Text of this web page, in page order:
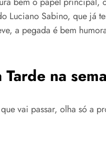
Luciano Sabino, que já
a pegada é bem
na
vai passar, olha só a